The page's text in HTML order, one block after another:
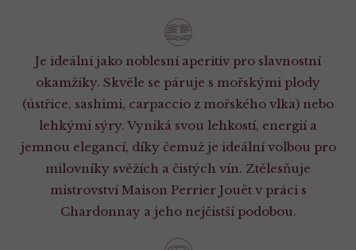
Je ideální jako noblesní aperitiv pro slavnostní
okamžiky. Skvěle se páruje s mořskými plody
(ústřice, sashimi, carpaccio z mořského vlka) nebo
lehkými sýry. Vyniká svou lehkostí, energií a
jemnou elegancí, díky čemuž je ideální volbou pro
milovníky svěžích a čistých vín. Ztělesňuje
mistrovství Maison Perrier Jouët v práci s
Chardonnay a jeho nejčistší podobou.